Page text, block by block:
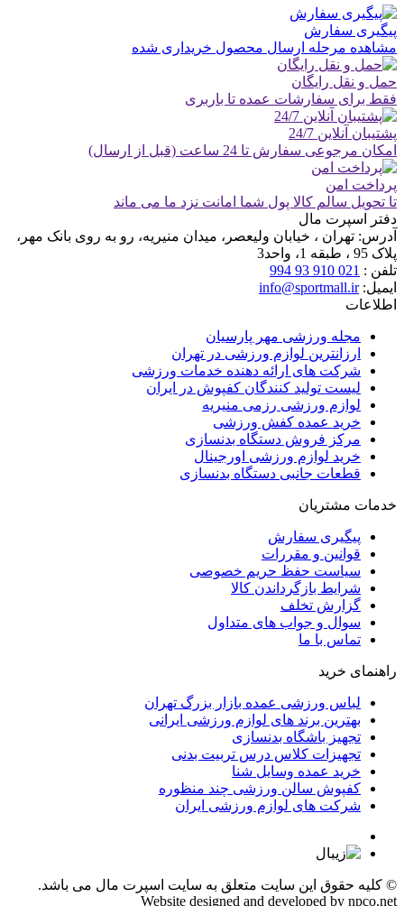
پیگیری سفارش
مشاهده مرحله ارسال محصول خریداری شده
حمل و نقل رایگان
فقط برای سفارشات عمده تا باربری
پشتیبان آنلاین 24/7
امکان مرجوعی سفارش تا 24 ساعت (قبل از ارسال)
پرداخت امن
تا تحویل سالم کالا پول شما امانت نزد ما می ماند
دفتر اسپرت مال
آدرس: تهران ، خیابان ولیعصر، میدان منیریه، رو به روی بانک مهر،
پلاک 95 ، طبقه 1، واحد3
تلفن : 021 910 93 994
ایمیل:info@sportmall.ir
اطلاعات
مجله ورزشی مهر پارسیان
ارزانترین لوازم ورزشی در تهران
شرکت های ارائه دهنده خدمات ورزشی
لیست تولید کنندگان کفپوش در ایران
لوازم ورزشی رزمی منیریه
خرید عمده کفش ورزشی
مرکز فروش دستگاه بدنسازی
خرید لوازم ورزشی اورجینال
قطعات جانبی دستگاه بدنسازی
خدمات مشتریان
پیگیری سفارش
قوانین و مقررات
سیاست حفظ حریم خصوصی
شرایط بازگرداندن کالا
گزارش تخلف
سوال و جواب های متداول
تماس با ما
راهنمای خرید
لباس ورزشی عمده بازار بزرگ تهران
بهترین برند های لوازم ورزشی ایرانی
تجهیز باشگاه بدنسازی
تجهیزات کلاس درس تربیت بدنی
خرید عمده وسایل شنا
کفپوش سالن ورزشی چند منظوره
شرکت های لوازم ورزشی ایران
© کلیه حقوق این سایت متعلق به سایت اسپرت مال می باشد.
Website designed and developed by npco.net